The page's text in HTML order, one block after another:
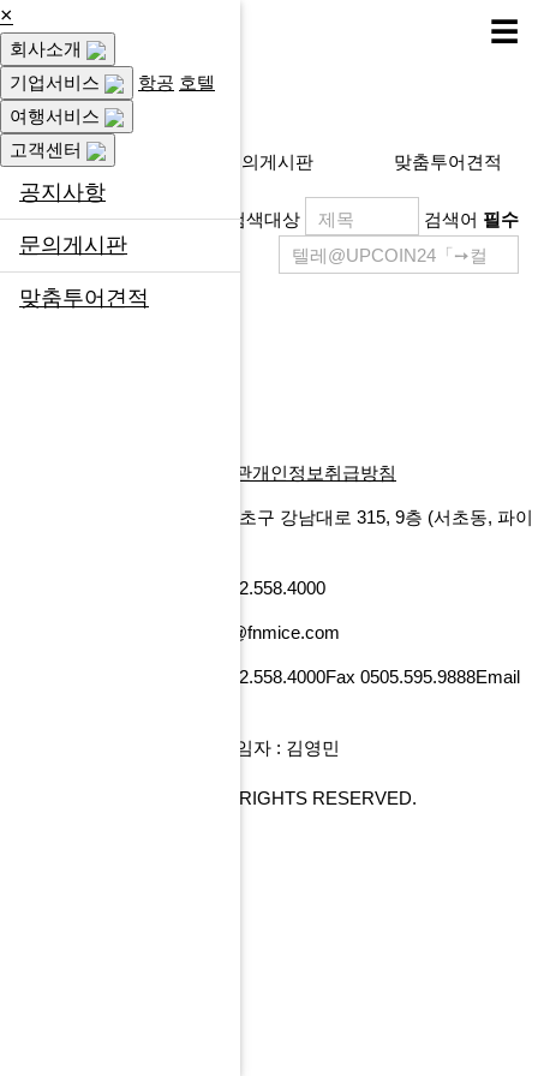
×
회사소개
기업서비스
항공 호텔
여행서비스
고객센터
공지사항
문의게시판
맞춤투어견적
☰
고객센터
공지사항 문의게시판 맞춤투어견적
검색대상 검색어 필수
제목
등록일
이용약관개인정보취급방침
서울특별시 서초구 강남대로 315, 9층 (서초동, 파이
Tel 02.558.4000
Email tour@fnmice.com
Tel 02.558.4000Fax 0505.595.9888Email
개인정보관리 책임자 : 김영민
COPYRIGHT© FNMICE. ALL RIGHTS RESERVED.